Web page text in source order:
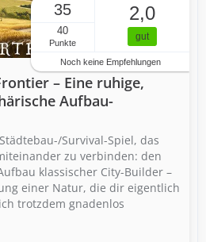
35
40
Punkte
2,0
gut
Noch keine Empfehlungen
– Eine ruhige,
Aufbau-
Survival-Spiel, das
zu verbinden: den
klassischer City-Builder –
einer Natur, die dir eigentlich
trotzdem gnadenlos